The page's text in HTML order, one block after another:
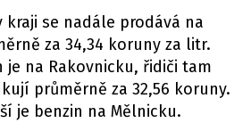
kraji se nadále prodává na
za 34,34 koruny za litr.
je na Rakovnicku, řidiči tam
průměrně za 32,56 koruny.
je benzin na Mělnicku.